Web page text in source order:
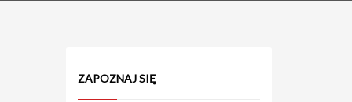
ZAPOZNAJ SIĘ